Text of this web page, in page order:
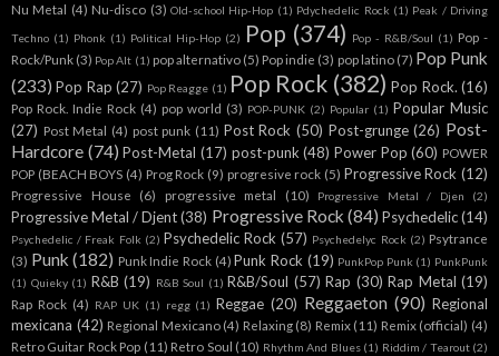
Nu Metal (4) Nu-disco (3) Old-school Hip-Hop (1) Pdychedelic Rock (1) Peak / Driving
Techno (1) Phonk (1) Political Hip-Hop (2) Pop (374) Pop - R&B/Soul (1) Pop -
Rock/Punk (3) Pop Alt (1) pop alternativo (5) Pop indie (3) pop latino (7) Pop Punk
(233) Pop Rap (27) Pop Reagge (1) Pop Rock (382) Pop Rock. (16)
Pop Rock. Indie Rock (4) pop world (3) POP-PUNK (2) Popular (1) Popular Music
(27) Post Metal (4) post punk (11) Post Rock (50) Post-grunge (26) Post-
Hardcore (74) Post-Metal (17) post-punk (48) Power Pop (60) POWER
POP (BEACH BOYS (4) Prog Rock (9) progresive rock (5) Progressive Rock (12)
Progressive House (6) progressive metal (10) Progressive Metal / Djen (2)
Progressive Metal / Djent (38) Progressive Rock (84) Psychedelic(14)
Psychedelic / Freak Folk (2) Psychedelic Rock (57) Psychedelyc Rock (2) Psytrance
(3) Punk (182) Punk Indie Rock (4) Punk Rock (19) PunkPop Punk (1) PunkPunk
(1) Quieky (1) R&B (19) R&B Soul (1) R&B/Soul (57) Rap (30) Rap Metal (19)
Rap Rock (4) RAP UK (1) regg (1) Reggae (20) Reggaeton (90) Regional
mexicana (42) Regional Mexicano (4) Relaxing (8) Remix (11) Remix (official) (4)
Retro Guitar Rock Pop (11) Retro Soul (10) Rhythm And Blues (1) Riddim / Tearout (2)